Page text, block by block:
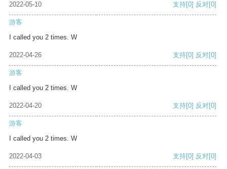
2022-05-10 支持[0] 反对[0]
游客
I called you 2 times. W
2022-04-26 支持[0] 反对[0]
游客
I called you 2 times. W
2022-04-20 支持[0] 反对[0]
游客
I called you 2 times. W
2022-04-03 支持[0] 反对[0]